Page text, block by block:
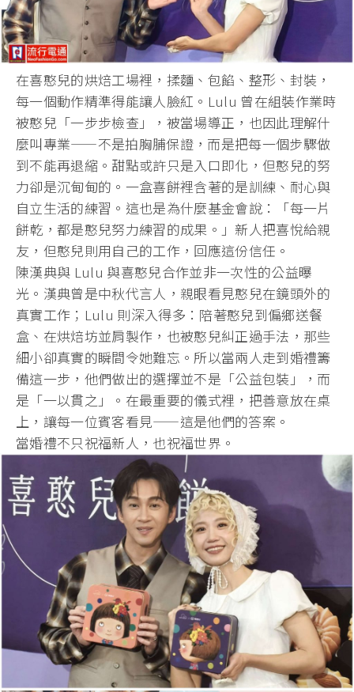
在喜憨兒的烘焙工場裡，揉麵、包餡、整形、封裝，
每一個動作精準得能讓人臉紅。Lulu 曾在組裝作業時
被憨兒「一步步檢查」，被當場導正， 也因此理解什
麼叫專業——不是拍胸脯保證， 而是把每一個步驟做
到不能再退縮。甜點或許只是入口即化，但憨兒的努
力卻是沉甸甸的。一盒喜餅裡含著的是訓練、 耐心與
自立生活的練習。這也是為什麼基金會說：「每一片
餅乾，都是憨兒努力練習的成果。」新人把喜悅給親
友， 但憨兒則用自己的工作，回應這份信任。
陳漢典與 Lulu 與喜憨兒合作並非一次性的公益曝
光。漢典曾是中秋代言人， 親眼看見憨兒在鏡頭外的
真實工作；Lulu 則深入得多：陪著憨兒到偏鄉送餐
盒、在烘焙坊並肩製作， 也被憨兒糾正過手法，那些
細小卻真實的瞬間令她難忘。 所以當兩人走到婚禮籌
備這一步，他們做出的選擇並不是「公益包裝」，而
是「一以貫之」。在最重要的儀式裡， 把善意放在桌
上，讓每一位賓客看見——這是他們的答案。
當婚禮不只祝福新人，也祝福世界。